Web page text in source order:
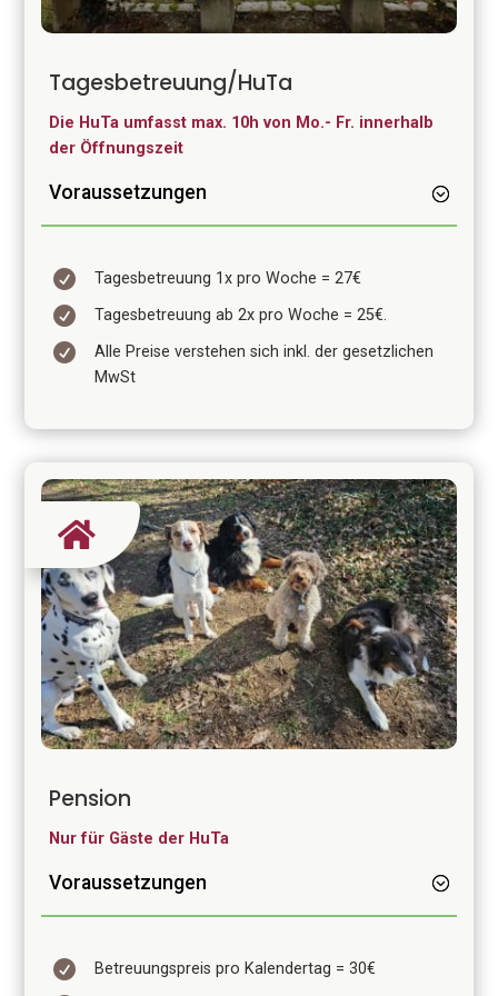
Tagesbetreuung/HuTa
Die HuTa umfasst max. 10h von Mo.- Fr. innerhalb
der Öffnungszeit
Voraussetzungen
 Tagesbetreuung 1x pro Woche = 27€
 Tagesbetreuung ab 2x pro Woche = 25€.

Alle Preise verstehen sich inkl. der gesetzlichen
MwSt

Pension
Nur für Gäste der HuTa
Voraussetzungen
 Betreuungspreis pro Kalendertag = 30€